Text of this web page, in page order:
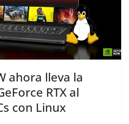
ahora lleva la
RTX al
con Linux